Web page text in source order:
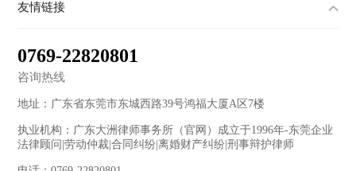
友情链接
0769-22820801
咨询热线
地址：广东省东莞市东城西路39号鸿福大厦A区7楼
执业机构：广东大洲律师事务所（官网）成立于1996年-东莞企业
法律顾问|劳动仲裁|合同纠纷|离婚财产纠纷|刑事辩护律师